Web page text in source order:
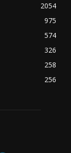
2054
975
574
326
258
256